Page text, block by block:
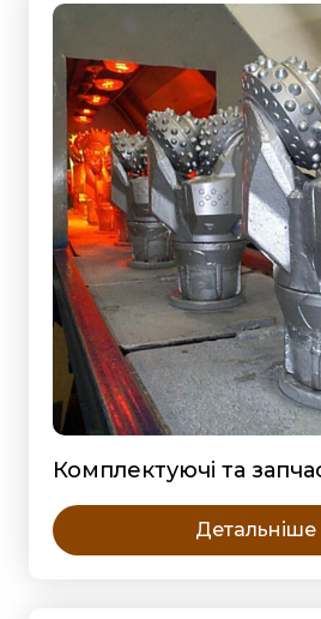
Комплектуючі та
Детальніше